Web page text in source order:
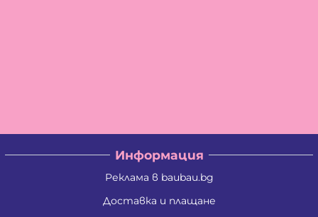
Информация
Реклама в baubau.bg
Доставка и плащане